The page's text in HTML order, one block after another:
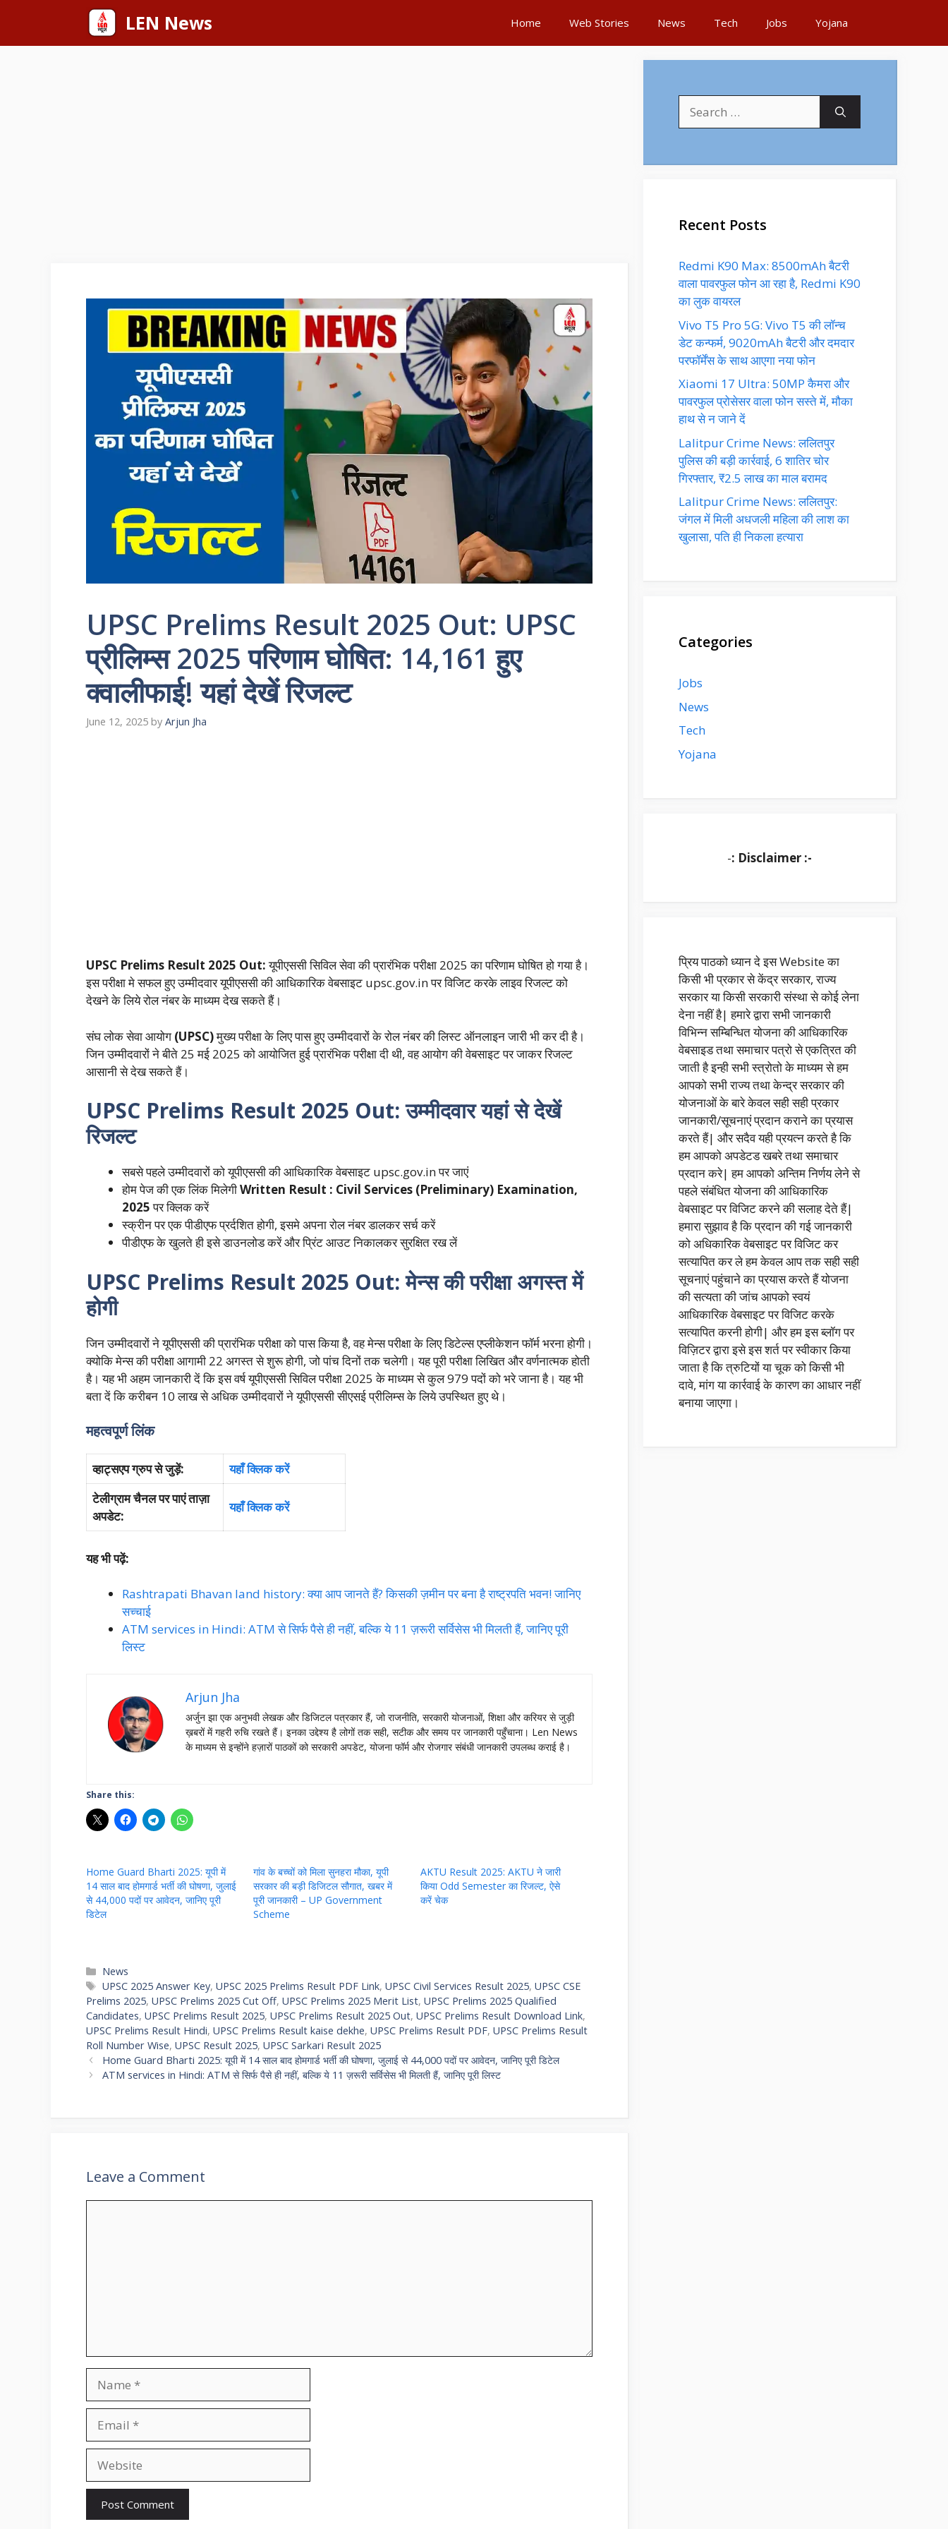
content
LEN News Home Web Stories News Tech Jobs Yojana
UPSC Prelims Result 2025 Out: UPSC
प्रीलिम्स 2025 परिणाम घोषित: 14,161 हुए
क्वालीफाई! यहां देखें रिजल्ट
June 12, 2025 by Arjun Jha
UPSC Prelims Result 2025 Out:यूपीएससी सिविल सेवा की प्रारंभिक परीक्षा 2025 का परिणाम घोषित हो गया है।
इस परीक्षा मे सफल हुए उम्मीदवार यूपीएससी की आधिकारिक वेबसाइट upsc.gov.in पर विजिट करके लाइव रिजल्ट को
देखने के लिये रोल नंबर के माध्यम देख सकते हैं।
संघ लोक सेवा आयोग (UPSC)मुख्य परीक्षा के लिए पास हुए उम्मीदवारों के रोल नंबर की लिस्ट ऑनलाइन जारी भी कर दी है।
जिन उम्मीदवारों ने बीते 25 मई 2025 को आयोजित हुई प्रारंभिक परीक्षा दी थी, वह आयोग की वेबसाइट पर जाकर रिजल्ट
आसानी से देख सकते हैं।
UPSC Prelims Result 2025 Out: उम्मीदवार यहां से देखें
रिजल्ट
सबसे पहले उम्मीदवारों को यूपीएससी की आधिकारिक वेबसाइट upsc.gov.in पर जाएं
होम पेज की एक लिंक मिलेगीWritten Result : Civil Services (Preliminary) Examination,
2025पर क्लिक करें
स्क्रीन पर एक पीडीएफ प्रर्दशित होगी, इसमे अपना रोल नंबर डालकर सर्च करें
पीडीएफ के खुलते ही इसे डाउनलोड करें और प्रिंट आउट निकालकर सुरक्षित रख लें
UPSC Prelims Result 2025 Out: मेन्स की परीक्षा अगस्त में
होगी
जिन उम्मीदवारों ने यूपीएससी की प्रारंभिक परीक्षा को पास किया है, वह मेन्स परीक्षा के लिए डिटेल्स एप्लीकेशन फॉर्म भरना होगी।
क्योकि मेन्स की परीक्षा आगामी 22 अगस्त से शुरू होगी, जो पांच दिनों तक चलेगी। यह पूरी परीक्षा लिखित और वर्णनात्मक होती
है। यह भी अहम जानकारी दें कि इस वर्ष यूपीएससी सिविल परीक्षा 2025 के माध्यम से कुल 979 पदों को भरे जाना है। यह भी
बता दें कि करीबन 10 लाख से अधिक उम्मीदवारों ने यूपीएससी सीएसई प्रीलिम्स के लिये उपस्थित हुए थे।
महत्वपूर्ण लिंक
व्हाट्सएप ग्रुप से जुड़ें:
यहाँ क्लिक करें
टेलीग्राम चैनल पर पाएं ताज़ा
अपडेट:
यहाँ क्लिक करें
यह भी पढ़ें:
Rashtrapati Bhavan land history: क्या आप जानते हैं? किसकी ज़मीन पर बना है राष्ट्रपति भवन! जानिए
सच्चाई
ATM services in Hindi: ATM से सिर्फ पैसे ही नहीं, बल्कि ये 11 ज़रूरी सर्विसेस भी मिलती हैं, जानिए पूरी
लिस्ट
Arjun Jha
अर्जुन झा एक अनुभवी लेखक और डिजिटल पत्रकार हैं, जो राजनीति, सरकारी योजनाओं, शिक्षा और करियर से जुड़ी
ख़बरों में गहरी रुचि रखते हैं। इनका उद्देश्य है लोगों तक सही, सटीक और समय पर जानकारी पहुँचाना। Len News
के माध्यम से इन्होंने हज़ारों पाठकों को सरकारी अपडेट, योजना फॉर्म और रोजगार संबंधी जानकारी उपलब्ध कराई है।
Share this:
Home Guard Bharti 2025: यूपी में
14 साल बाद होमगार्ड भर्ती की घोषणा, जुलाई
से 44,000 पदों पर आवेदन, जानिए पूरी
डिटेल
गांव के बच्चों को मिला सुनहरा मौका, यूपी
सरकार की बड़ी डिजिटल सौगात, खबर में
पूरी जानकारी – UP Government
Scheme
AKTU Result 2025: AKTU ने जारी
किया Odd Semester का रिजल्ट, ऐसे
करें चेक
Categories
News
Tags
UPSC 2025 Answer Key,UPSC 2025 Prelims Result PDF Link,UPSC Civil Services Result 2025,UPSC CSE
Prelims 2025, UPSC Prelims 2025 Cut Off, UPSC Prelims 2025 Merit List, UPSC Prelims 2025 Qualified
Candidates, UPSC Prelims Result 2025, UPSC Prelims Result 2025 Out, UPSC Prelims Result Download Link,
UPSC Prelims Result Hindi, UPSC Prelims Result kaise dekhe, UPSC Prelims Result PDF, UPSC Prelims Result
Roll Number Wise, UPSC Result 2025, UPSC Sarkari Result 2025
Home Guard Bharti 2025: यूपी में 14 साल बाद होमगार्ड भर्ती की घोषणा, जुलाई से 44,000 पदों पर आवेदन, जानिए पूरी डिटेल
ATM services in Hindi: ATM से सिर्फ पैसे ही नहीं, बल्कि ये 11 ज़रूरी सर्विसेस भी मिलती हैं, जानिए पूरी लिस्ट
Leave a Comment
for:
Recent Posts
Redmi K90 Max: 8500mAh बैटरी
वाला पावरफुल फोन आ रहा है, Redmi K90
का लुक वायरल
Vivo T5 Pro 5G: Vivo T5 की लॉन्च
डेट कन्फर्म, 9020mAh बैटरी और दमदार
परफॉर्मेंस के साथ आएगा नया फोन
Xiaomi 17 Ultra: 50MP कैमरा और
पावरफुल प्रोसेसर वाला फोन सस्ते में, मौका
हाथ से न जाने दें
Lalitpur Crime News: ललितपुर
पुलिस की बड़ी कार्रवाई, 6 शातिर चोर
गिरफ्तार, ₹2.5 लाख का माल बरामद
Lalitpur Crime News: ललितपुर:
जंगल में मिली अधजली महिला की लाश का
खुलासा, पति ही निकला हत्यारा
Categories
Jobs
News
Tech
Yojana
-: Disclaimer :-
प्रिय पाठको ध्यान दे इस Website का
किसी भी प्रकार से केंद्र सरकार, राज्य
सरकार या किसी सरकारी संस्था से कोई लेना
देना नहीं है| हमारे द्वारा सभी जानकारी
विभिन्न सम्बिन्धित योजना की आधिकारिक
वेबसाइड तथा समाचार पत्रो से एकत्रित की
जाती है इन्ही सभी स्त्रोतो के माध्यम से हम
आपको सभी राज्य तथा केन्द्र सरकार की
योजनाओं के बारे केवल सही सही प्रकार
जानकारी/सूचनाएं प्रदान कराने का प्रयास
करते हैं| और सदैव यही प्रयत्न करते है कि
हम आपको अपडेटड खबरे तथा समाचार
प्रदान करे| हम आपको अन्तिम निर्णय लेने से
पहले संबंधित योजना की आधिकारिक
वेबसाइट पर विजिट करने की सलाह देते हैं|
हमारा सुझाव है कि प्रदान की गई जानकारी
को अधिकारिक वेबसाइट पर विजिट कर
सत्यापित कर ले हम केवल आप तक सही सही
सूचनाएं पहुंचाने का प्रयास करते हैं योजना
की सत्यता की जांच आपको स्वयं
आधिकारिक वेबसाइट पर विजिट करके
सत्यापित करनी होगी| और हम इस ब्लॉग पर
विज़िटर द्वारा इसे इस शर्त पर स्वीकार किया
जाता है कि त्रुटियों या चूक को किसी भी
दावे, मांग या कार्रवाई के कारण का आधार नहीं
बनाया जाएगा।